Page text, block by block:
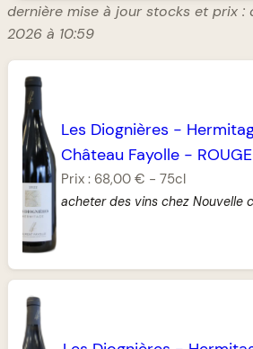
dernière mise à jour stocks et prix :
2026 à 10:59
Les Diognières -
Château Fayolle- ROUGE
Prix : 68,00 € - 75cl
acheter des vins chez Nouvelle